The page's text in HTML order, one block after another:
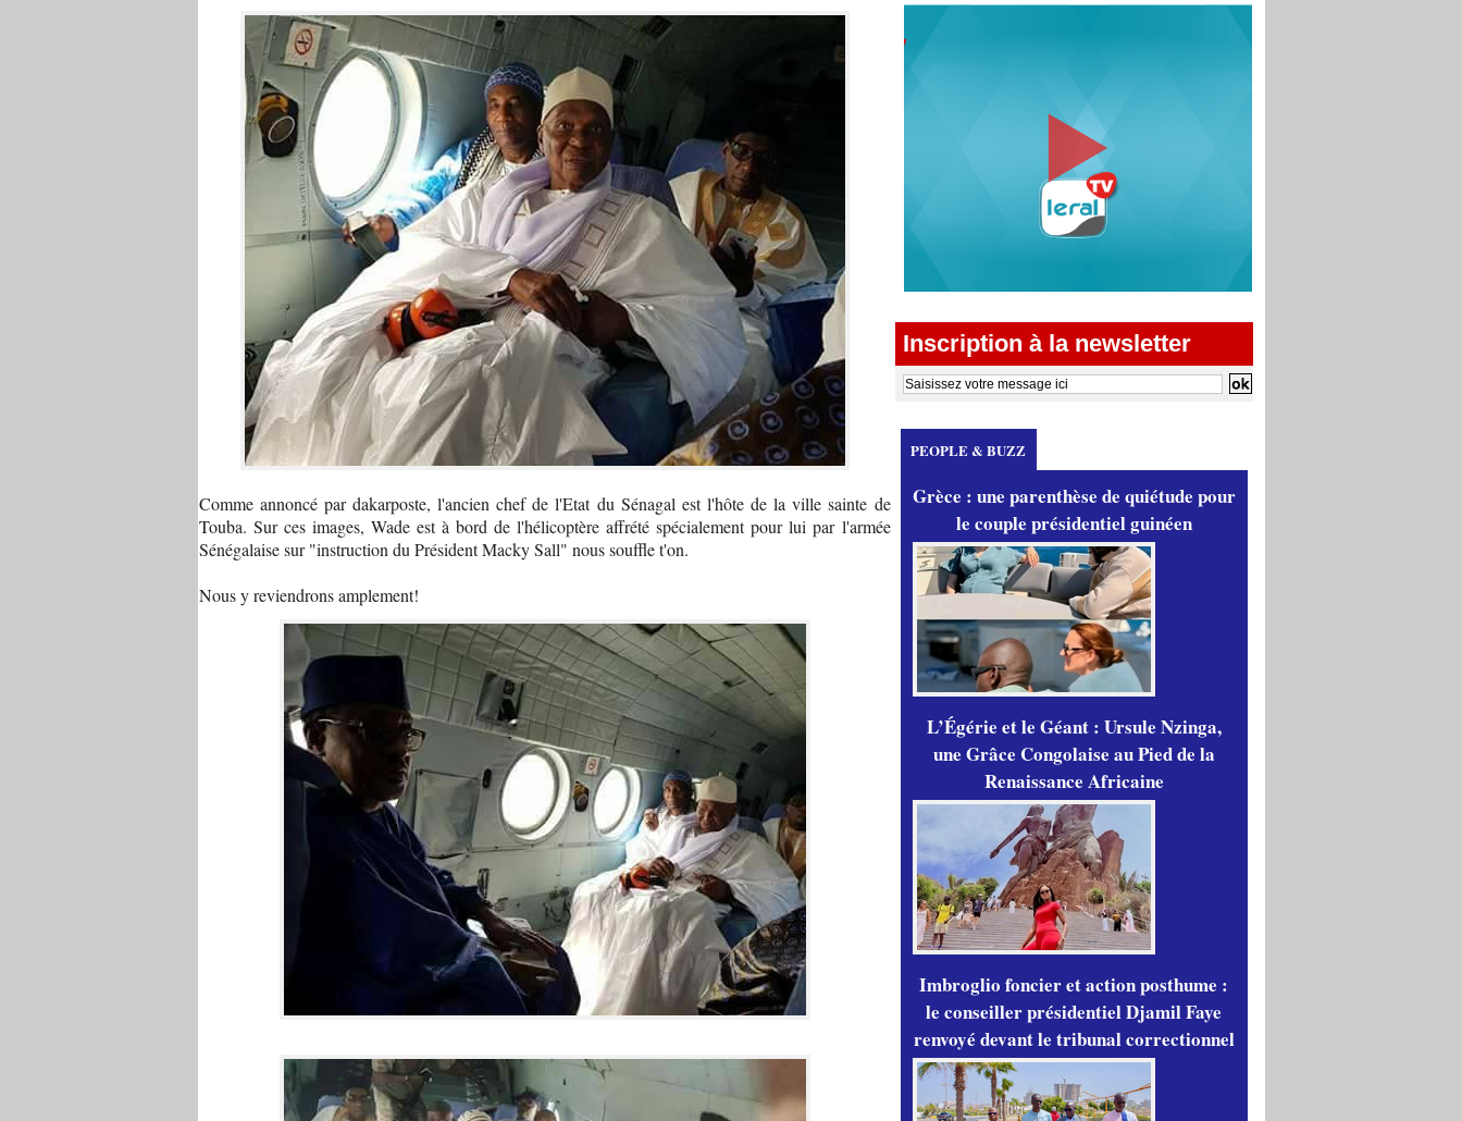
Comme annoncé par dakarposte, l'ancien chef de l'Etat du Sénagal est l'hôte de la ville sainte de
Touba. Sur ces images, Wade est à bord de l'hélicoptère affrété spécialement pour lui par l'armée
Sénégalaise sur "instruction du Président Macky Sall" nous souffle t'on.
Nous y reviendrons amplement!
Inscription à la newsletter
PEOPLE & BUZZ
Grèce : une parenthèse de quiétude pour
le couple présidentiel guinéen
L’Égérie et le Géant : Ursule Nzinga,
une Grâce Congolaise au Pied de la
Renaissance Africaine
Imbroglio foncier et action posthume :
le conseiller présidentiel Djamil Faye
renvoyé devant le tribunal correctionnel